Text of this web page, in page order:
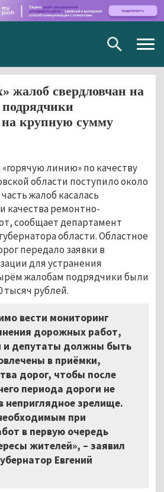
жалоб свердловчан на
крупную сумму
«горячую линию» по качеству
области поступило около
жалоб касалась
качества ремонтно-
сообщает департамент
области. Областное
передало заявки в
для устранения
жалобам подрядчики были
рублей.
вести мониторинг
дорожных работ,
и депутаты должны быть
в приёмки,
дорог, чтобы после
периода дороги не
неприглядное зрелище.
при
в первую очередь
жителей», – заявил
Евгений